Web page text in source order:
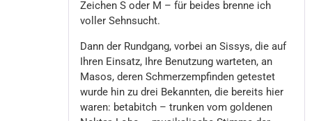
Zeichen S oder M – für beides brenne ich
voller Sehnsucht.
Dann der Rundgang, vorbei an Sissys, die auf
Ihren Einsatz, Ihre Benutzung warteten, an
Masos, deren Schmerzempfinden getestet
wurde hin zu drei Bekannten, die bereits hier
waren: betabitch – trunken vom goldenen